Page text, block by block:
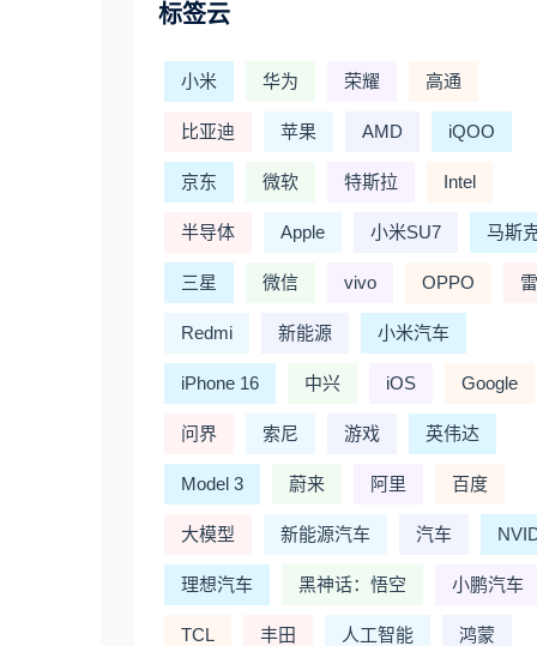
标签云
小米 华为 荣耀 高通
比亚迪 苹果 AMD iQOO
京东 微软 特斯拉 Intel
半导体 Apple 小米SU7 马斯
三星 微信 vivo OPPO
Redmi 新能源 小米汽车
iPhone 16 中兴 iOS Google
问界 索尼 游戏 英伟达
Model 3 蔚来 阿里 百度
大模型 新能源汽车 汽车
理想汽车 黑神话：悟空 小鹏汽车
TCL 丰田 人工智能 鸿蒙